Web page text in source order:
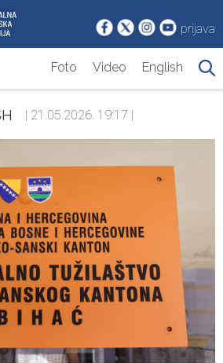
prijava
Foto Video English
| 21.05.2026. 19:17 |